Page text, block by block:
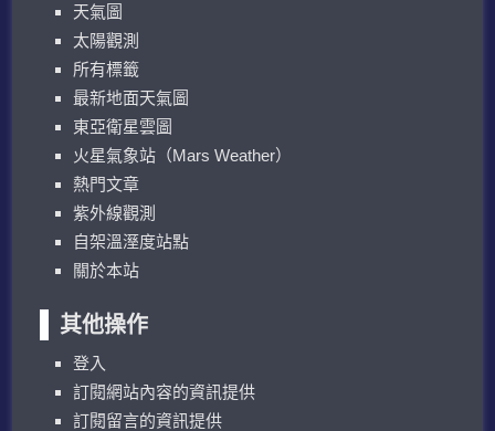
天氣圖
太陽觀測
所有標籤
最新地面天氣圖
東亞衛星雲圖
火星氣象站（Mars Weather）
熱門文章
紫外線觀測
自架溫溼度站點
關於本站
其他操作
登入
訂閱網站內容的資訊提供
訂閱留言的資訊提供